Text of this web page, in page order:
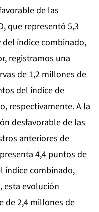
de las
que representó 5,3
índice combinado,
registramos una
de 1,2 millones de
del índice de
respectivamente. A la
desfavorable de las
anteriores de
4,4 puntos de
índice combinado,
esta evolución
de 2,4 millones de